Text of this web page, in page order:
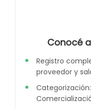
Conocé
Registro
proveedor y